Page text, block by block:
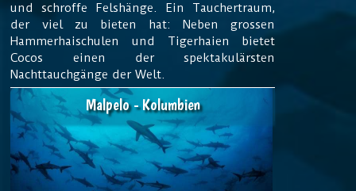
und schroffe Felshänge. Ein Tauchertraum,
der viel zu bieten hat: Neben grossen
Hammerhaischulen und Tigerhaien bietet
Cocos einen der spektakulärsten
Nachttauchgänge der Welt.
Malpelo - Kolumbien